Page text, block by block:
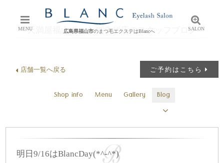
MENU 広島県福山市のまつ毛エクステはBlancへ SALON
天満屋福山ポートプラザ店のスタッフブログ
ご予約はこちら
店舗一覧へ戻る
Shop info Menu Gallery Blog
明日9/16はBlancDay(*^-^*)